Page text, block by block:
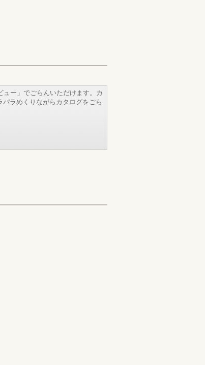
ュー」でごらんいただけます。カ
ラめくりながらカタログをごら